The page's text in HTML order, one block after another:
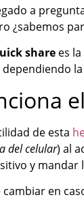
a
¿sabemos
share es
de esta
del celular) al
y mandar
en